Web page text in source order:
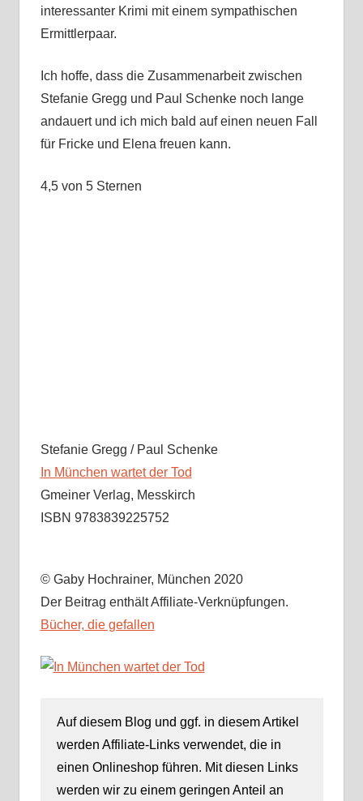
interessanter Krimi mit einem sympathischen
Ermittlerpaar.
Ich hoffe, dass die Zusammenarbeit zwischen
Stefanie Gregg und Paul Schenke noch lange
andauert und ich mich bald auf einen neuen Fall
für Fricke und Elena freuen kann.
4,5 von 5 Sternen
Stefanie Gregg / Paul Schenke
In München wartet der Tod
Gmeiner Verlag, Messkirch
ISBN 9783839225752
© Gaby Hochrainer, München 2020
Der Beitrag enthält Affiliate-Verknüpfungen.
Bücher, die gefallen
Auf diesem Blog und ggf. in diesem Artikel
werden Affiliate-Links verwendet, die in
einen Onlineshop führen. Mit diesen Links
werden wir zu einem geringen Anteil an